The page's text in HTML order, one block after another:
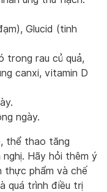
Glucid (tinh
trong rau củ quả,
canxi, vitamin D
ngày.
thể thao tăng
Hãy hỏi thêm ý
thực phẩm và chế
quá trình điều trị